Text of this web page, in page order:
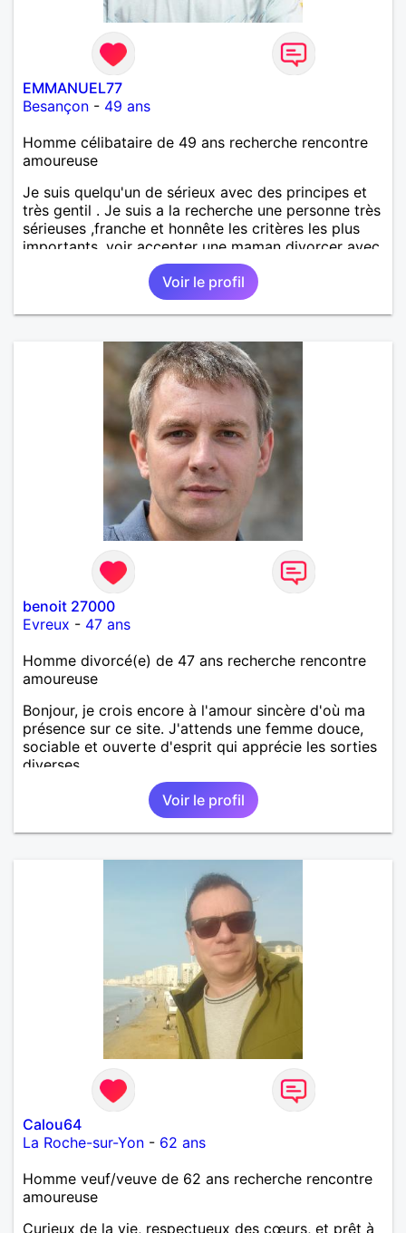
EMMANUEL77
Besançon - 49 ans
Homme célibataire de 49 ans recherche rencontre
amoureuse
Je suis quelqu'un de sérieux avec des principes et
très gentil . Je suis a la recherche une personne très
sérieuses ,franche et honnête les critères les plus
importants, voir accepter une maman divorcer avec
son enfant il n y a aucun problème. S' abstenir au
personne non sérieuse merci. Recherche dans un
premier temps dialogue et apprendre à connaître la
personne puis dans un deuxième temps relation plus
professionnelle et agent de sécurité privée et
agents SIAP1. ET télésurveillance et vidéo
protection dans les casino supermarché. en CDI
Mes passions. Sont la robotique ,vtt ,Echeque
,astronomie . Service militaire belfort 35 régiment d
infanterie et engager sur 5 ans.de (1998 a 2003.)
Divers je fait en moyenne 6 km de marche par jour
a pieds. A la fin de mon travail a mon domicile. J 'ai
un rêve cet de construire une vie a deux en
harmonie. Si je pourrais lui décrocher la lune je le
ferais. A chaque fois que je vois un beau ciel étoilé
je rêve d' être avec quelqu'un.
Voir le profil
benoit 27000
Evreux - 47 ans
Homme divorcé(e) de 47 ans recherche rencontre
amoureuse
Bonjour, je crois encore à l'amour sincère d'où ma
présence sur ce site. J'attends une femme douce,
sociable et ouverte d'esprit qui apprécie les sorties
diverses.
Voir le profil
Calou64
La Roche-sur-Yon - 62 ans
Homme veuf/veuve de 62 ans recherche rencontre
amoureuse
Curieux de la vie, respectueux des cœurs, et prêt à